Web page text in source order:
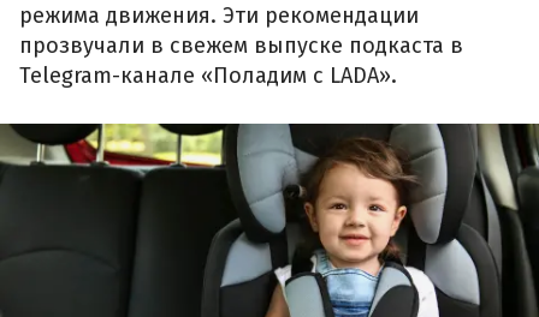
режима движения. Эти рекомендации
прозвучали в свежем выпуске подкаста в
Telegram-канале «Поладим с LADA».